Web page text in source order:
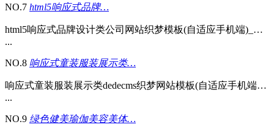
NO.7 html5响应式品牌…
html5响应式品牌设计类公司网站织梦模板(自适应手机端)_…
...
NO.8 响应式童装服装展示类…
响应式童装服装展示类dedecms织梦网站模板(自适应手机端…
...
NO.9 绿色健美瑜伽美容美体…